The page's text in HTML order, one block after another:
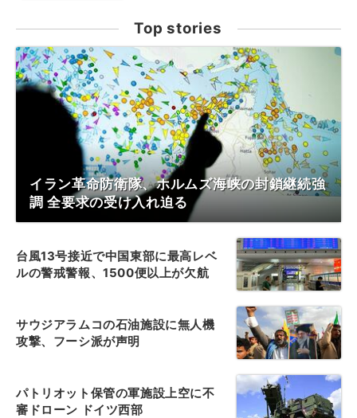
Top stories
イラン革命防衛隊、ホルムズ海峡の封鎖継続強
調 全要求の受け入れ迫る
台風13号接近で中国東部に最高レベ
ルの警戒警報、1500便以上が欠航
サウジアラムコの石油施設に無人機
攻撃、フーシ派が声明
パトリオット保管の軍施設上空に不
審ドローン ドイツ西部